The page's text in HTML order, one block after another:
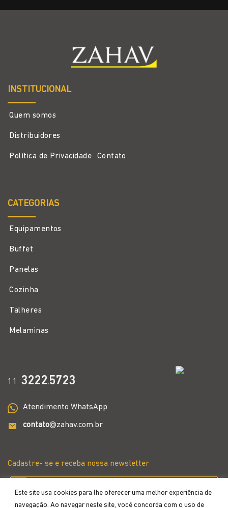
Este site usa cookies para lhe oferecer uma melhor experiência de
navegação. Ao navegar neste site, você concorda com o uso de
INSTITUCIONAL
Quem somos
Distribuidores
Política de Privacidade Contato
CATEGORIAS
Equipamentos
Buffet
Panelas
Cozinha
Talheres
Melaminas
11 3222.5723
Atendimento WhatsApp
contato@zahav.com.br
Cadastre- se e receba nossa newsletter